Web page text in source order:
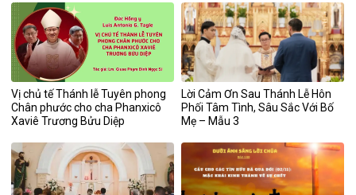
Vị chủ tế Thánh lễ Tuyên phong
Chân phước cho cha Phanxicô
Xaviê Trương Bửu Diệp
Lời Cảm Ơn Sau Thánh Lễ Hôn
Phối Tâm Tình, Sâu Sắc Với Bố
Mẹ – Mẫu 3